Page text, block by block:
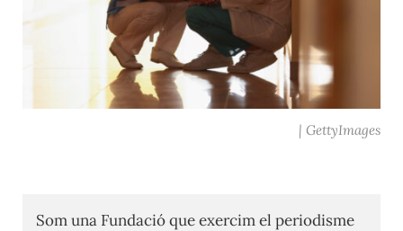
| GettyImages
Som una Fundació que exercim el periodisme